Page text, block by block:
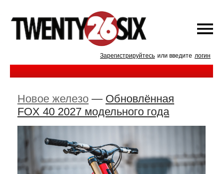
Зарегистрируйтесь или введите логин
Новое железо — Обновлённая
FOX 40 2027 модельного года